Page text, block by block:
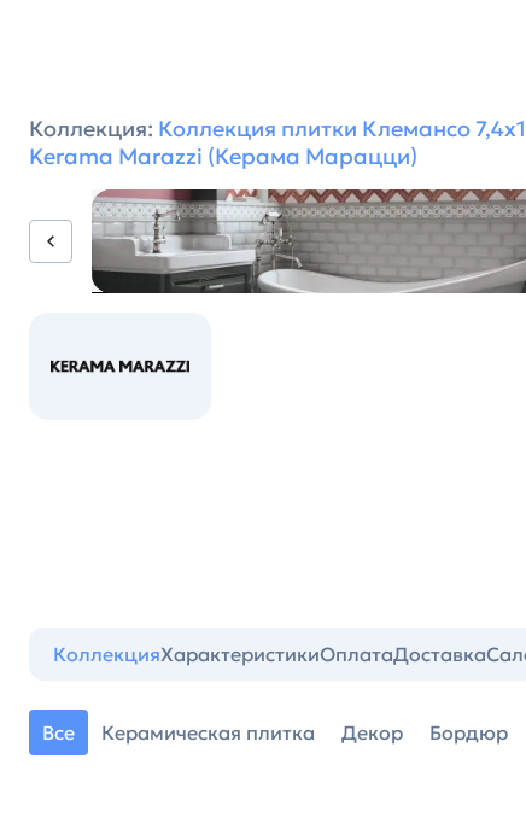
Коллекция: Коллекция плитки Клемансо
Kerama Marazzi (Керама Марацци)
КоллекцияХарактеристикиОплатаДоставка
Все Керамическая плитка Декор Бордюр